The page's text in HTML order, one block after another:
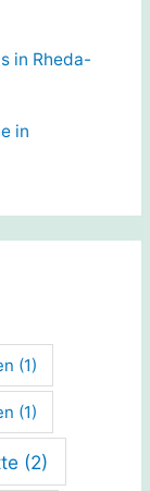
in Rheda-
in
(1)
(1)
(2)